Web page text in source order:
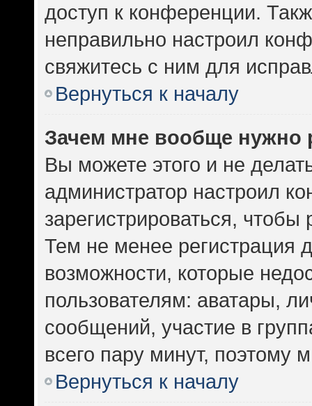
доступ к конференции.
неправильно настроил
свяжитесь с ним для
Вернуться к началу
Зачем мне вообще нужно
Вы можете этого и не
администратор настроил
зарегистрироваться,
Тем не менее регистрация
возможности, которые
пользователям: аватары,
сообщений, участие в
всего пару минут, поэтому
Вернуться к началу